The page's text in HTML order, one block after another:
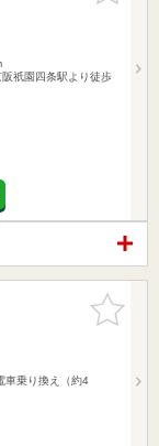
祇園四条駅より徒歩
お気に入
りに追加
車乗り換え（約4